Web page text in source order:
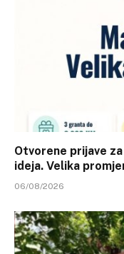
Otvorene prijave
ideja. Velika
06/08/2026